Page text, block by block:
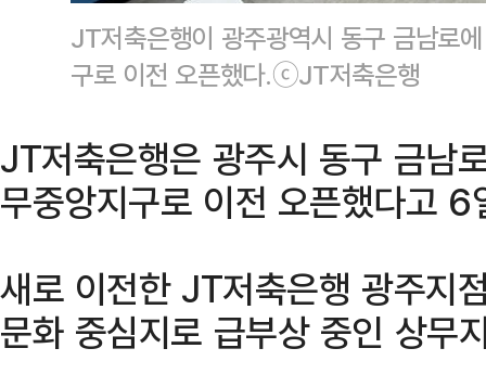
JT저축은행이 광주광역시 동구 금남로
구로 이전 오픈했다.ⓒJT저축은행
JT저축은행은 광주시 동구 금남
무중앙지구로 이전 오픈했다고 6
새로 이전한 JT저축은행 광주지
문화 중심지로 급부상 중인 상무